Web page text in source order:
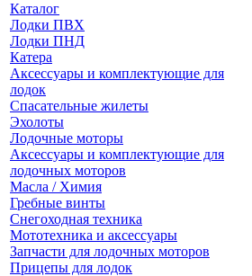
Каталог
Лодки ПВХ
Лодки ПНД
Катера
Аксессуары и комплектующие для
лодок
Спасательные жилеты
Эхолоты
Лодочные моторы
Аксессуары и комплектующие для
лодочных моторов
Масла / Химия
Гребные винты
Снегоходная техника
Мототехника и аксессуары
Запчасти для лодочных моторов
Прицепы для лодок